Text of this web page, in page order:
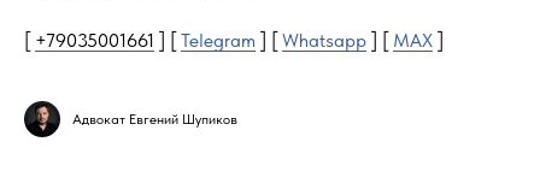
[ +79035001661 ] [Telegram ] [Whatsapp ] [ MAX ]
Адвокат Евгений Шупиков